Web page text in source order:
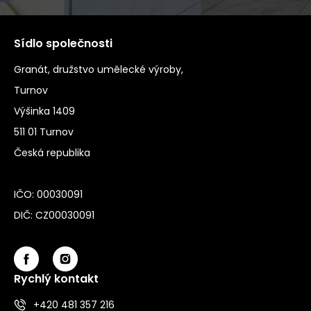
Sídlo společnosti
Granát, družstvo umělecké výroby,
Turnov
Výšinka 1409
511 01 Turnov
Česká republika
IČO: 00030091
DIČ: CZ00030091
Rychlý kontakt
+420 481 357 216